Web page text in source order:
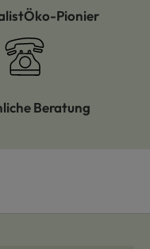
Öko-Pionier
Beratung